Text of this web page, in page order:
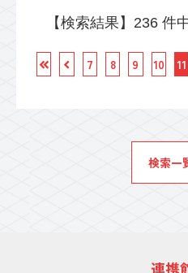
【検索結果】236 件
7 8 9 10 11
検索一
連携